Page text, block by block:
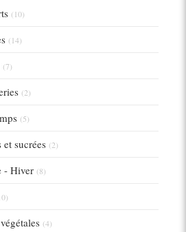
(10)
(14)
(7)
(2)
(5)
et sucrées (2)
- Hiver (8)
(4)